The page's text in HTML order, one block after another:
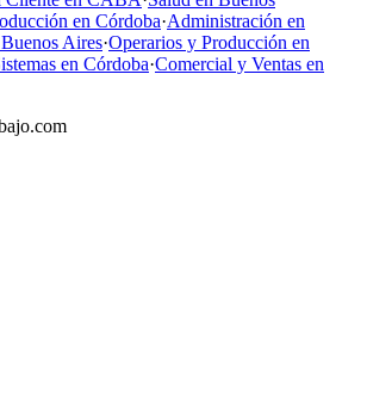
en Córdoba·Administración en
Aires·Operarios y Producción en
en Córdoba·Comercial y Ventas en